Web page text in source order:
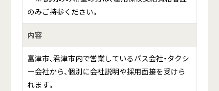
のみご持参ください。
内容
富津市、君津市内で営業しているバス会社・タクシ
ー会社から、個別に会社説明や採用面接を受けら
れます。